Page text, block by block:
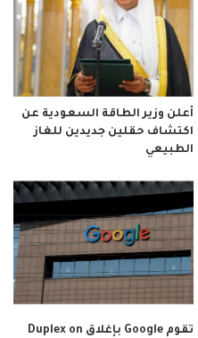
أعلن وزير الطاقة السعودية عن
اكتشاف حقلين جديدين للغاز
الطبيعي
تقوم Google بإغلاق Duplex on